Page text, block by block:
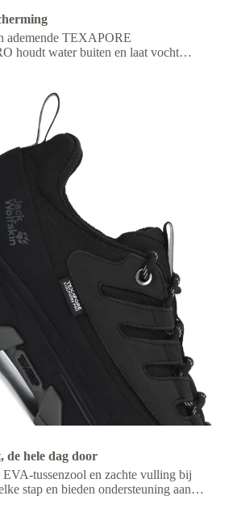
ademende TEXAPORE
houdt water buiten en laat vocht
de hele dag door
EVA-tussenzool en zachte vulling bij
stap en bieden ondersteuning aan je